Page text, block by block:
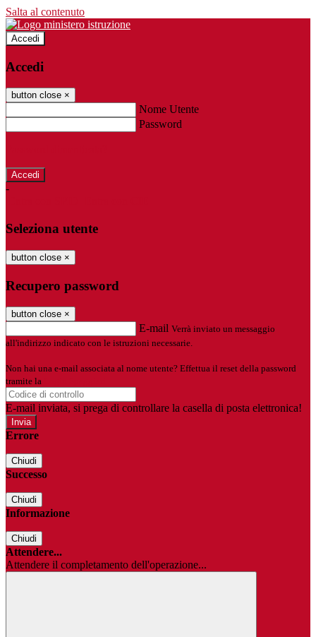
Salta al contenuto
Accedi
Accedi
button close ×
Nome Utente
Password
-
Seleziona utente
button close ×
Recupero password
button close ×
E-mail Verrà inviato un messaggio
all'indirizzo indicato con le istruzioni necessarie.
Non hai una e-mail associata al nome utente? Effettua il reset della password
tramite la
E-mail inviata, si prega di controllare la casella di posta elettronica!
Errore
Chiudi
Successo
Chiudi
Informazione
Chiudi
Attendere...
Attendere il completamento dell'operazione...